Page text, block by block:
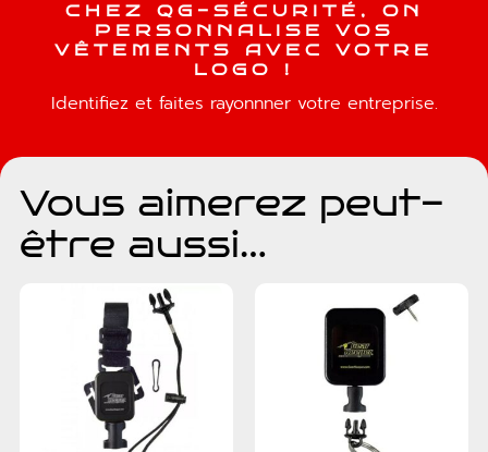
C H E Z Q G - S É C U R I T É , O N
P E R S O N N A L I S E VO S
V Ê T E M E N T S A V E C VO T R E
L O G O !
Identifiez et faites rayonnner votre entreprise.
Vous aimerez peut-
être aussi…